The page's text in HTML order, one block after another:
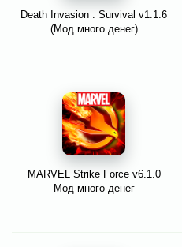
Death Invasion : Survival v1.1.6
(Мод много денег)
MARVEL Strike Force v6.1.0
Мод много денег